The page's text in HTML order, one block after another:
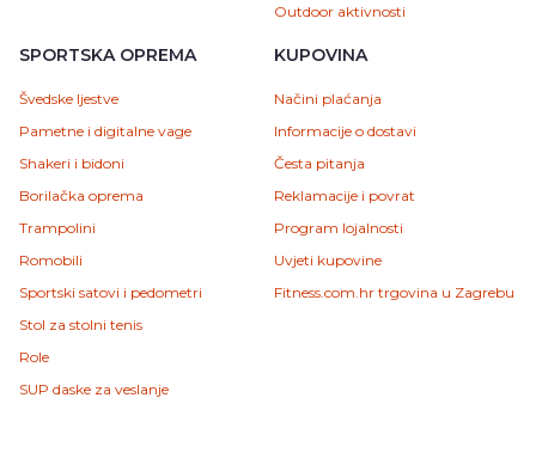
Outdoor aktivnosti
SPORTSKA OPREMA
Švedske ljestve
Pametne i digitalne vage
Shakeri i bidoni
Borilačka oprema
Trampolini
Romobili
Sportski satovi i pedometri
Stol za stolni tenis
Role
SUP daske za veslanje
KUPOVINA
Načini plaćanja
Informacije o dostavi
Česta pitanja
Reklamacije i povrat
Program lojalnosti
Uvjeti kupovine
Fitness.com.hr trgovina u Zagrebu